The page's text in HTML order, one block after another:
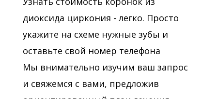
диоксида циркония - легко. Просто
укажите на схеме нужные зубы и
оставьте свой номер телефона
Мы внимательно изучим ваш запрос
и свяжемся с вами, предложив